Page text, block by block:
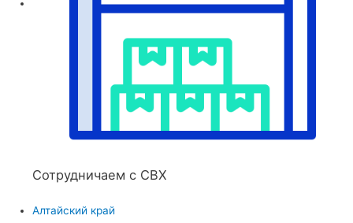
Сотрудничаем с СВХ
Алтайский край